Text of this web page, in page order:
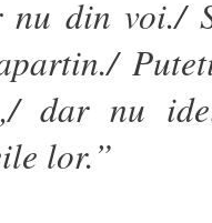
din voi./
dar nu
lor.”